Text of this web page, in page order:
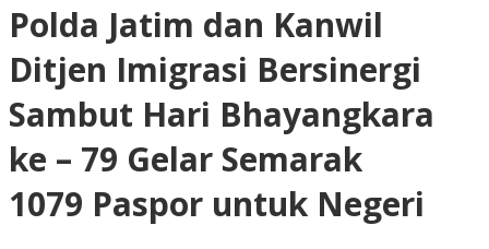
Polda Jatim dan Kanwil
Ditjen Imigrasi Bersinergi
Sambut Hari Bhayangkara
ke – 79 Gelar Semarak
1079 Paspor untuk Negeri